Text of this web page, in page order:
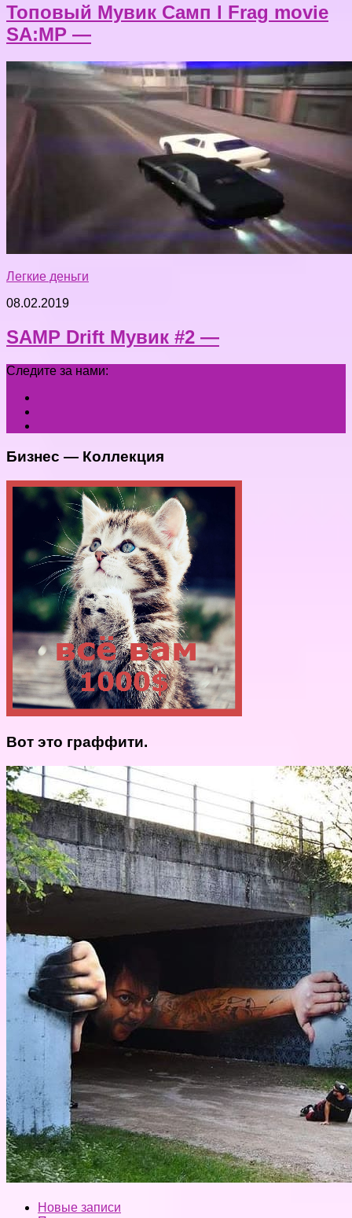
Топовый Мувик Самп l Frag movie
SA:MP —
Легкие деньги
08.02.2019
SAMP Drift Мувик #2 —
Следите за нами:
Бизнес — Коллекция
Вот это граффити.
Новые записи